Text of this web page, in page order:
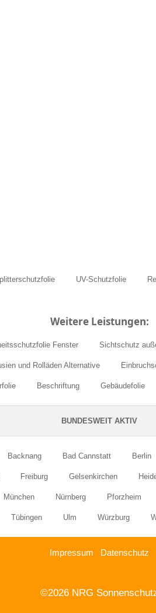
UV-Schutzfolie
Weitere Leistungen:
Fenster Sichtschutz
und Rolläden Alternative
Beschriftung Gebäudefolie
BUNDESWEIT AKTIV
Backnang Bad Cannstatt Berlin
Freiburg Gelsenkirchen
München Nürnberg Pforzheim
Tübingen Ulm Würzburg
Impressum Datenschutz
©2026 NRG